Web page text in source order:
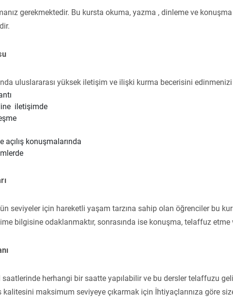
gerekmektedir. Bu kursta okuma, yazma , dinleme ve
uluslararası yüksek iletişim ve ilişki kurma becerisini
iletişimde
açılış konuşmalarında
seviyeler için hareketli yaşam tarzına sahip olan öğrenciler bu
bilgisine odaklanmaktır, sonrasında ise konuşma, telaffuz etme
saatlerinde herhangi bir saatte yapılabilir ve bu dersler telaffuzu
maksimum seviyeye çıkarmak için İhtiyaçlarınıza göre